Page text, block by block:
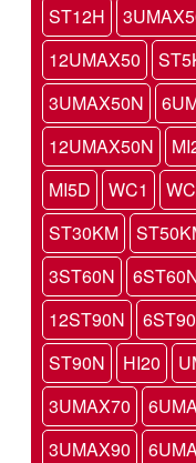
ST12H
12UMAX50
3UMAX50N
12UMAX50N
MI5D
WC1
ST30KM
3ST60N
12ST90N
ST90N
HI20
3UMAX70
3UMAX90